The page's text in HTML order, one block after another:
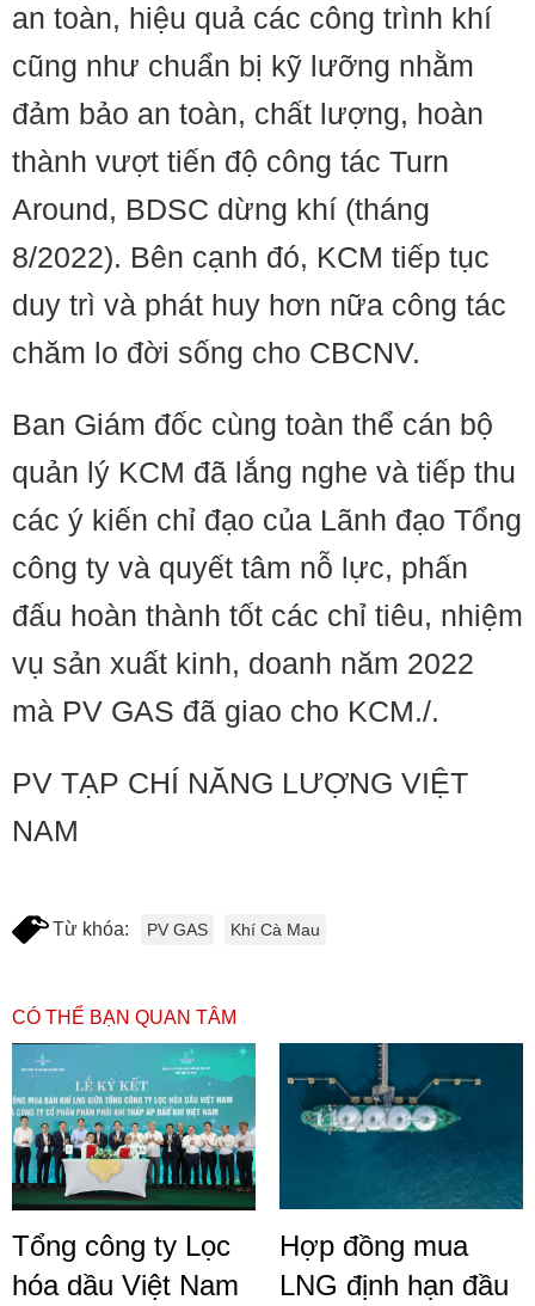
an toàn, hiệu quả các công trình khí
cũng như chuẩn bị kỹ lưỡng nhằm
đảm bảo an toàn, chất lượng, hoàn
thành vượt tiến độ công tác Turn
Around, BDSC dừng khí (tháng
8/2022). Bên cạnh đó, KCM tiếp tục
duy trì và phát huy hơn nữa công tác
chăm lo đời sống cho CBCNV.
Ban Giám đốc cùng toàn thể cán bộ
quản lý KCM đã lắng nghe và tiếp thu
các ý kiến chỉ đạo của Lãnh đạo Tổng
công ty và quyết tâm nỗ lực, phấn
đấu hoàn thành tốt các chỉ tiêu, nhiệm
vụ sản xuất kinh, doanh năm 2022
mà PV GAS đã giao cho KCM./.
PV TẠP CHÍ NĂNG LƯỢNG VIỆT
NAM
Từ khóa: PV GAS Khí Cà Mau
CÓ THỂ BẠN QUAN TÂM
Tổng công ty Lọc
hóa dầu Việt Nam
Hợp đồng mua
LNG định hạn đầu